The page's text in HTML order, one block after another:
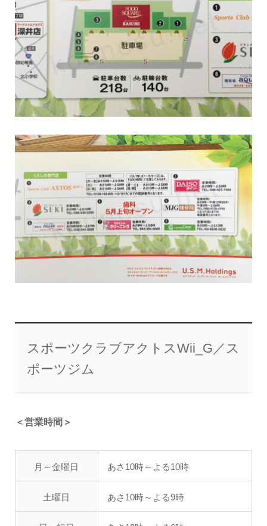
スポーツクラブアクトスWii_G／ス
ポーツジム
＜営業時間＞
月～金曜日 あさ10時～よる10時
土曜日 あさ10時～よる9時